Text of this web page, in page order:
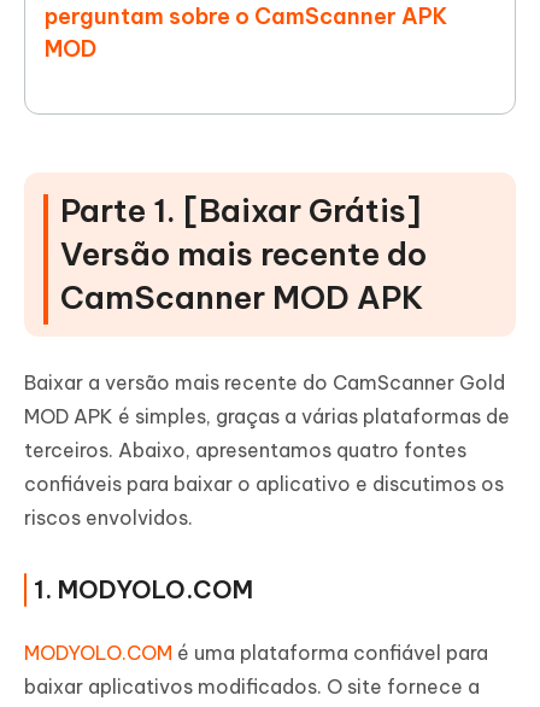
perguntam sobre o CamScanner APK
MOD
Parte 1. [Baixar Grátis]
Versão mais recente do
CamScanner MOD APK
Baixar a versão mais recente do CamScanner Gold
MOD APK é simples, graças a várias plataformas de
terceiros. Abaixo, apresentamos quatro fontes
confiáveis ​​para baixar o aplicativo e discutimos os
riscos envolvidos.
1. MODYOLO.COM
MODYOLO.COM é uma plataforma confiável para
baixar aplicativos modificados. O site fornece a